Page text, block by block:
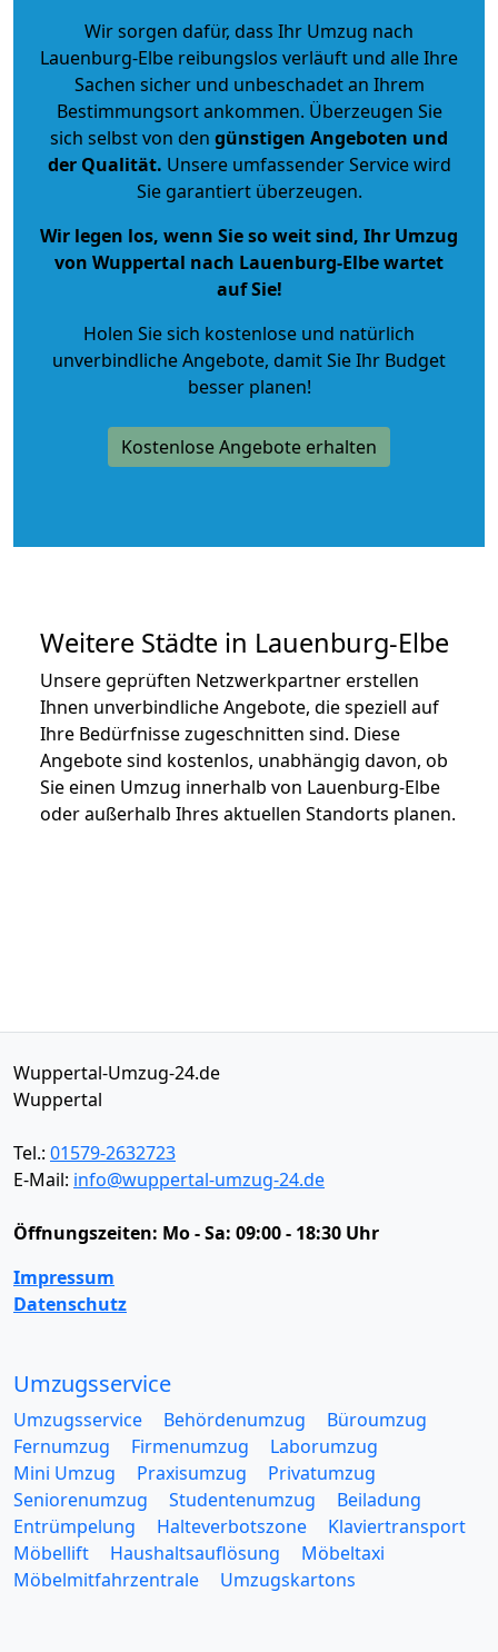
Wir sorgen dafür, dass Ihr Umzug nach
Lauenburg-Elbe reibungslos verläuft und alle Ihre
Sachen sicher und unbeschadet an Ihrem
Bestimmungsort ankommen. Überzeugen Sie
sich selbst von den günstigen Angeboten und
der Qualität. Unsere umfassender Service wird
Sie garantiert überzeugen.
Wir legen los, wenn Sie so weit sind, Ihr Umzug
von Wuppertal nach Lauenburg-Elbe wartet
auf Sie!
Holen Sie sich kostenlose und natürlich
unverbindliche Angebote, damit Sie Ihr Budget
besser planen!
Kostenlose Angebote erhalten
Weitere Städte in Lauenburg-Elbe
Unsere geprüften Netzwerkpartner erstellen
Ihnen unverbindliche Angebote, die speziell auf
Ihre Bedürfnisse zugeschnitten sind. Diese
Angebote sind kostenlos, unabhängig davon, ob
Sie einen Umzug innerhalb von Lauenburg-Elbe
oder außerhalb Ihres aktuellen Standorts planen.
Wuppertal-Umzug-24.de
Wuppertal
Tel.: 01579-2632723
E-Mail: info@wuppertal-umzug-24.de
Öffnungszeiten: Mo - Sa: 09:00 - 18:30 Uhr
Impressum
Datenschutz
Umzugsservice
Umzugsservice Behördenumzug
Büroumzug
Fernumzug
Firmenumzug
Laborumzug
Mini Umzug
Praxisumzug
Privatumzug
Seniorenumzug
Studentenumzug
Beiladung
Entrümpelung
Halteverbotszone
Klaviertransport
Möbellift
Haushaltsauflösung
Möbeltaxi
Möbelmitfahrzentrale
Umzugskartons